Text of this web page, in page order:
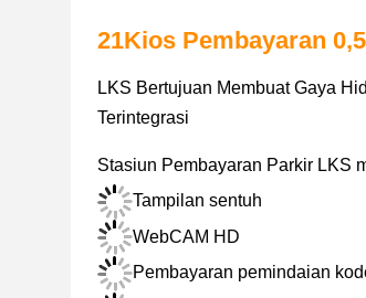
21Kios Pembayaran
LKS Bertujuan Membuat Gaya
Terintegrasi
Stasiun Pembayaran Parkir LKS
Tampilan sentuh
WebCAM HD
Pembayaran pemindaian